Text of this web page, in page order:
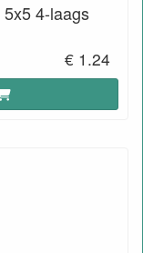
4-laags
€ 1.24